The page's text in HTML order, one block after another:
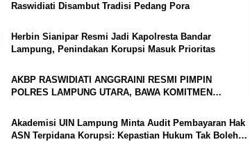
Raswidiati Disambut Tradisi Pedang Pora
Herbin Sianipar Resmi Jadi Kapolresta Bandar
Lampung, Penindakan Korupsi Masuk Prioritas
AKBP RASWIDIATI ANGGRAINI RESMI PIMPIN
POLRES LAMPUNG UTARA, BAWA KOMITMEN
Akademisi UIN Lampung Minta Audit Pembayaran Hak
ASN Terpidana Korupsi: Kepastian Hukum Tak Boleh